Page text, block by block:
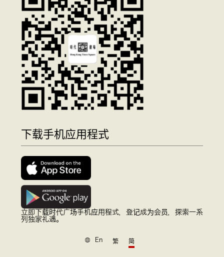
下载手机应用程式
立即下载时代广场手机应用程式，登记成为会员，探索一系
列独家礼遇。
En 繁 简